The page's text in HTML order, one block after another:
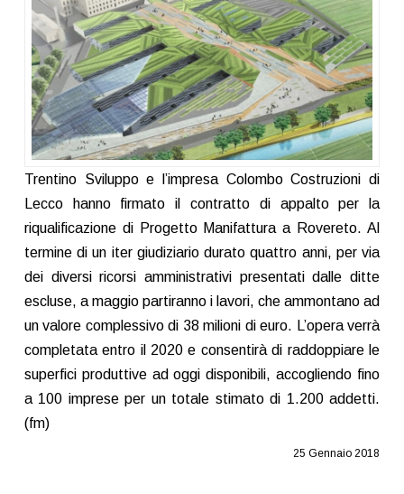
Trentino Sviluppo e l’impresa Colombo Costruzioni di
Lecco hanno firmato il contratto di appalto per la
riqualificazione di Progetto Manifattura a Rovereto. Al
termine di un iter giudiziario durato quattro anni, per via
dei diversi ricorsi amministrativi presentati dalle ditte
escluse, a maggio partiranno i lavori, che ammontano ad
un valore complessivo di 38 milioni di euro. L’opera verrà
completata entro il 2020 e consentirà di raddoppiare le
superfici produttive ad oggi disponibili, accogliendo fino
a 100 imprese per un totale stimato di 1.200 addetti.
(fm)
25 Gennaio 2018